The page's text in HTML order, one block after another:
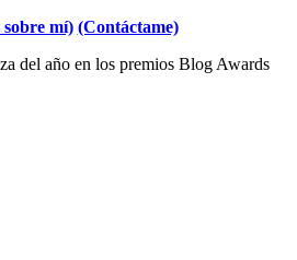
mí) (Contáctame)
del año en los premios Blog Awards